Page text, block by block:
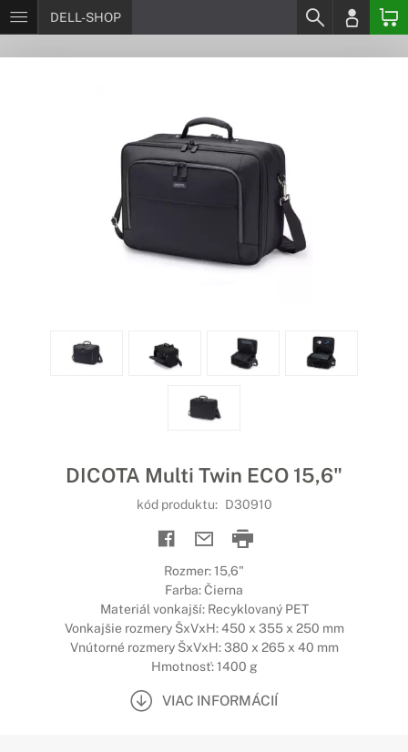
DELL-SHOP
DICOTA Multi Twin ECO 15,6"
kód produktu: D30910
Rozmer: 15,6"
Farba: Čierna
Materiál vonkajší: Recyklovaný PET
Vonkajšie rozmery ŠxVxH: 450 x 355 x 250 mm
Vnútorné rozmery ŠxVxH: 380 x 265 x 40 mm
Hmotnosť: 1400 g
VIAC INFORMÁCIÍ